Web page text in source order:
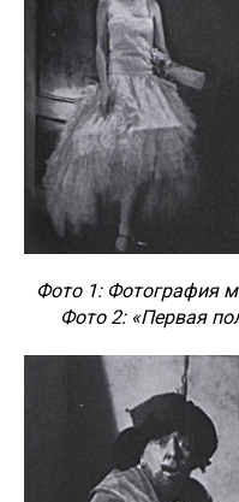
Фото 1: Фотография
Фото 2: «Первая